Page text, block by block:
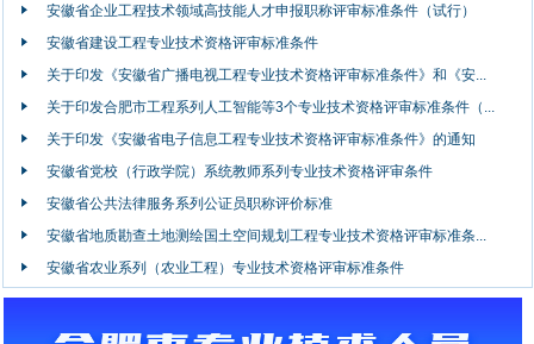
安徽省企业工程技术领域高技能人才申报职称评审标准条件（试行）
安徽省建设工程专业技术资格评审标准条件
关于印发《安徽省广播电视工程专业技术资格评审标准条件》和《安...
关于印发合肥市工程系列人工智能等3个专业技术资格评审标准条件（...
关于印发《安徽省电子信息工程专业技术资格评审标准条件》的通知
安徽省党校（行政学院）系统教师系列专业技术资格评审条件
安徽省公共法律服务系列公证员职称评价标准
安徽省地质勘查土地测绘国土空间规划工程专业技术资格评审标准条...
安徽省农业系列（农业工程）专业技术资格评审标准条件